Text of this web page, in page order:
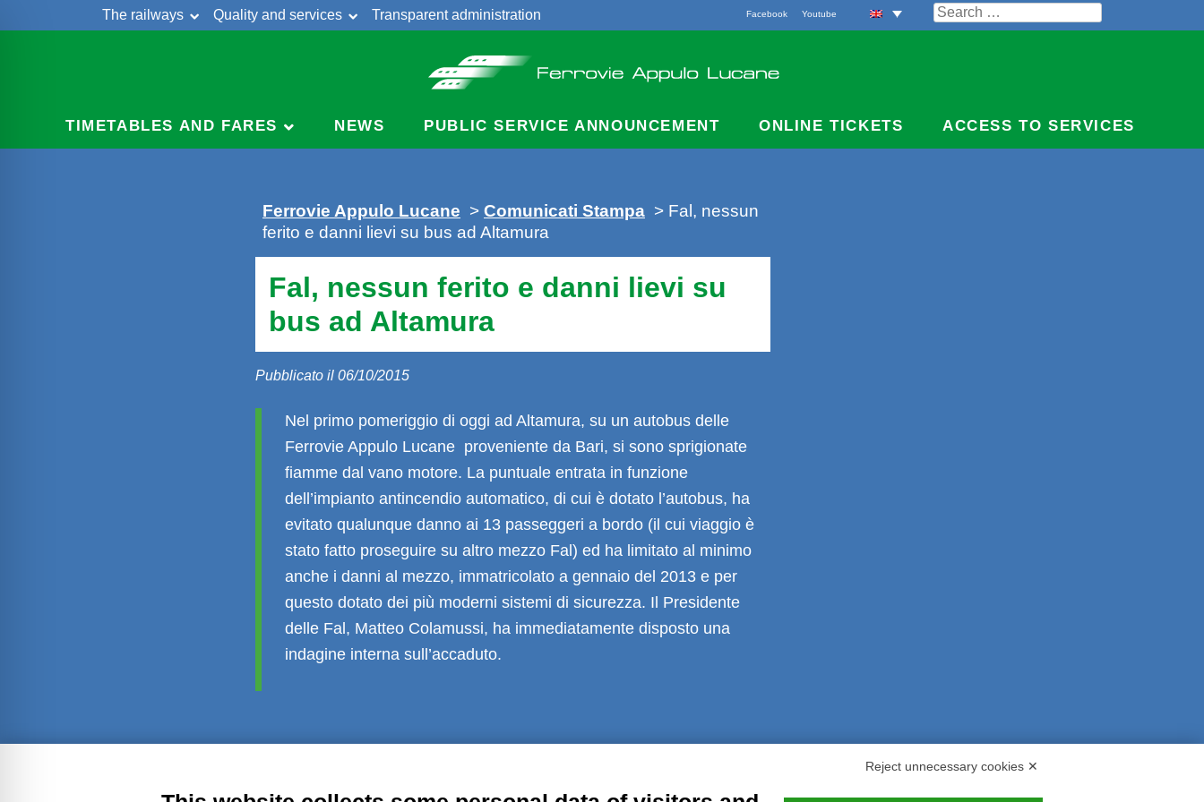
The railways Quality and services
Transparent administration
Search
for:
Facebook Youtube
TIMETABLES AND FARES NEWS PUBLIC SERVICE ANNOUNCEMENT ONLINE TICKETS ACCESS TO SERVICES
Ferrovie Appulo Lucane > Comunicati Stampa > Fal, nessun
ferito e danni lievi su bus ad Altamura
Fal, nessun ferito e danni lievi su
bus ad Altamura
Pubblicato il 06/10/2015
Nel primo pomeriggio di oggi ad Altamura, su un autobus delle
Ferrovie Appulo Lucane proveniente da Bari, si sono sprigionate
fiamme dal vano motore. La puntuale entrata in funzione
dell’impianto antincendio automatico, di cui è dotato l’autobus, ha
evitato qualunque danno ai 13 passeggeri a bordo (il cui viaggio è
stato fatto proseguire su altro mezzo Fal) ed ha limitato al minimo
anche i danni al mezzo, immatricolato a gennaio del 2013 e per
questo dotato dei più moderni sistemi di sicurezza. Il Presidente
delle Fal, Matteo Colamussi, ha immediatamente disposto una
indagine interna sull’accaduto.
Refunds and Indemnities
Reject unnecessary cookies ✕